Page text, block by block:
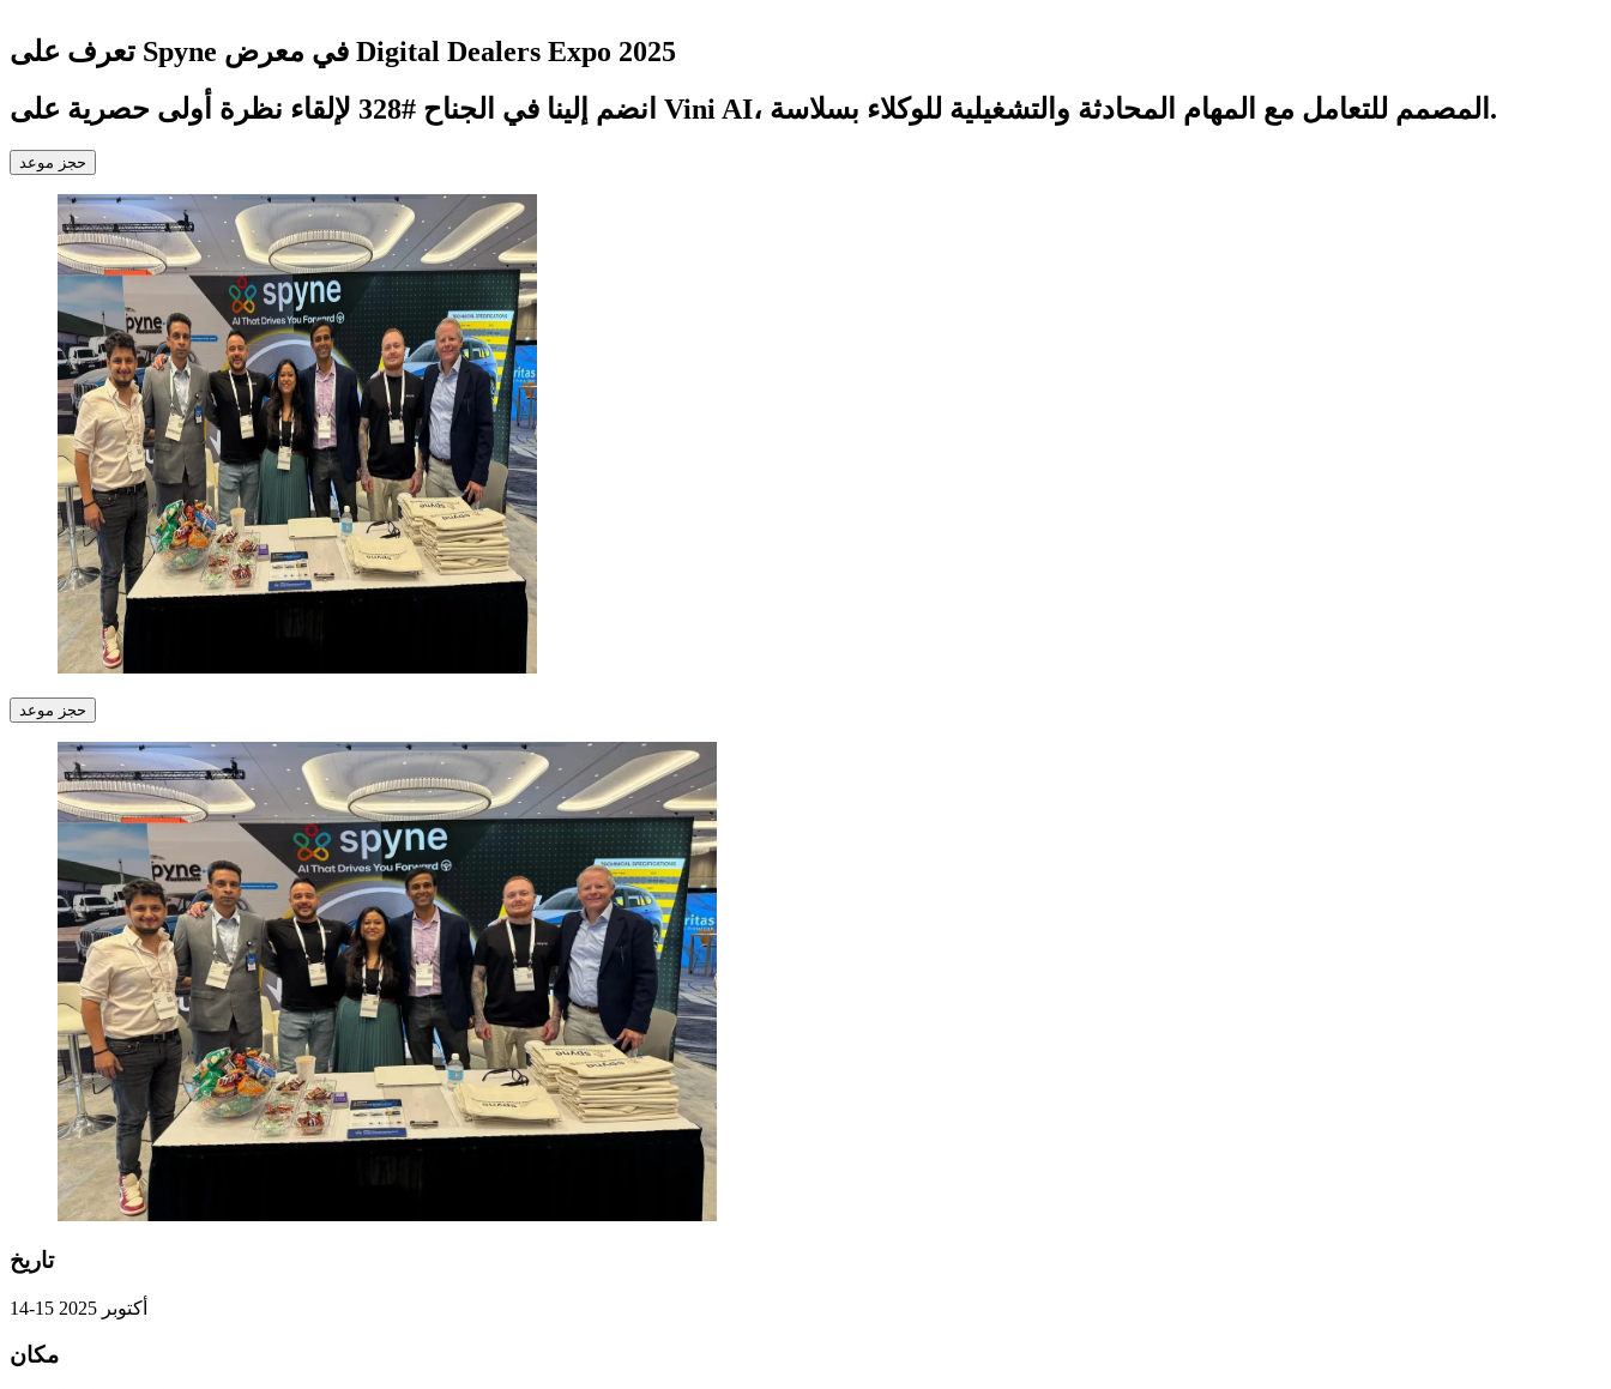
تعرف على Spyne في معرض Digital Dealers Expo 2025
انضم إلينا في الجناح #328 لإلقاء نظرة أولى حصرية على Vini AI، المصمم للتعامل مع المهام المحادثة والتشغيلية للوكلاء بسلاسة.
حجز موعد
حجز موعد
تاريخ
14-15 أكتوبر 2025
مكان